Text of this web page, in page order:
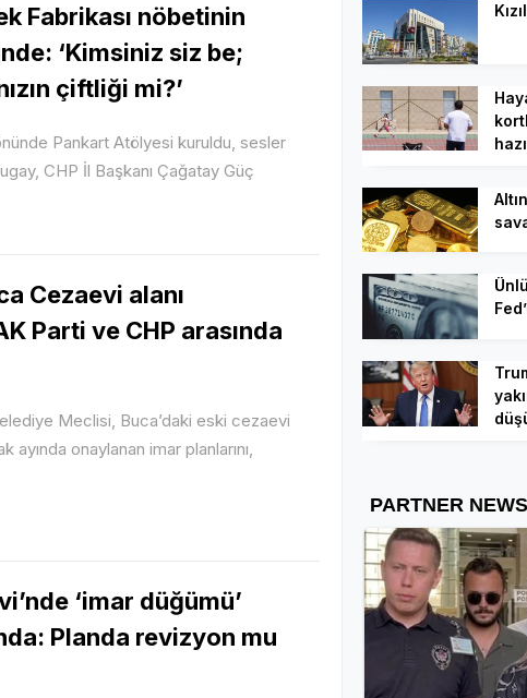
Fabrikası nöbetinin
‘Kimsiniz siz be;
çiftliği mi?’
Pankart Atölyesi kuruldu, sesler
CHP İl Başkanı Çağatay Güç
Cezaevi alanı
Parti ve CHP arasında
Meclisi, Buca’daki eski cezaevi
ayında onaylanan imar planlarını,
‘imar düğümü’
Planda revizyon mu